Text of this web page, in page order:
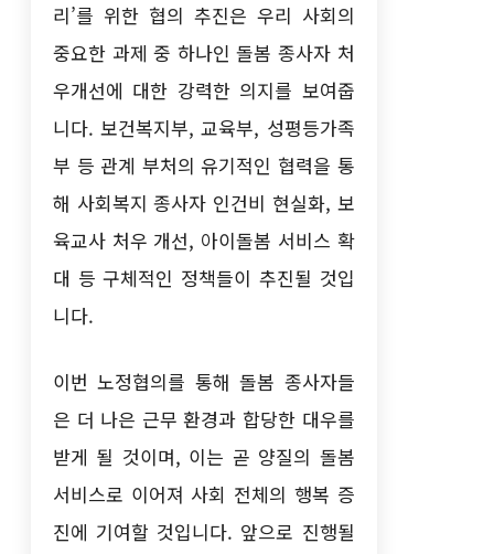
리’를 위한 협의 추진은 우리 사회의
중요한 과제 중 하나인 돌봄 종사자 처
우개선에 대한 강력한 의지를 보여줍
니다. 보건복지부, 교육부, 성평등가족
부 등 관계 부처의 유기적인 협력을 통
해 사회복지 종사자 인건비 현실화, 보
육교사 처우 개선, 아이돌봄 서비스 확
대 등 구체적인 정책들이 추진될 것입
니다.
이번 노정협의를 통해 돌봄 종사자들
은 더 나은 근무 환경과 합당한 대우를
받게 될 것이며, 이는 곧 양질의 돌봄
서비스로 이어져 사회 전체의 행복 증
진에 기여할 것입니다. 앞으로 진행될